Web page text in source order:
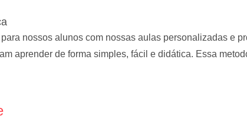
nossos alunos com nossas aulas personalizadas e
aprender de forma simples, fácil e didática. Essa